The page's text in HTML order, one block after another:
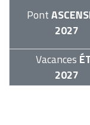
Pont
2027
Vacances
2027